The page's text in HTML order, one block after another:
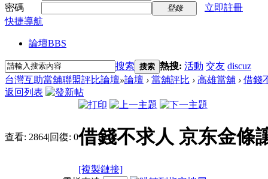
密碼
登錄
立即註冊
快捷導航
論壇BBS
搜索 搜索 熱搜: 活動 交友 discuz
台灣互助當舖聯盟評比論壇»論壇 › 當舖評比 › 高雄當舖 › 借錢
返回列表
查看: 2864|回復: 0借錢不求人 京东金條
[複製鏈接]